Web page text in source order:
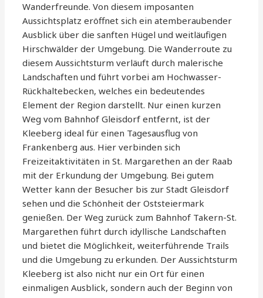
Wanderfreunde. Von diesem imposanten
Aussichtsplatz eröffnet sich ein atemberaubender
Ausblick über die sanften Hügel und weitläufigen
Hirschwälder der Umgebung. Die Wanderroute zu
diesem Aussichtsturm verläuft durch malerische
Landschaften und führt vorbei am Hochwasser-
Rückhaltebecken, welches ein bedeutendes
Element der Region darstellt. Nur einen kurzen
Weg vom Bahnhof Gleisdorf entfernt, ist der
Kleeberg ideal für einen Tagesausflug von
Frankenberg aus. Hier verbinden sich
Freizeitaktivitäten in St. Margarethen an der Raab
mit der Erkundung der Umgebung. Bei gutem
Wetter kann der Besucher bis zur Stadt Gleisdorf
sehen und die Schönheit der Oststeiermark
genießen. Der Weg zurück zum Bahnhof Takern-St.
Margarethen führt durch idyllische Landschaften
und bietet die Möglichkeit, weiterführende Trails
und die Umgebung zu erkunden. Der Aussichtsturm
Kleeberg ist also nicht nur ein Ort für einen
einmaligen Ausblick, sondern auch der Beginn von